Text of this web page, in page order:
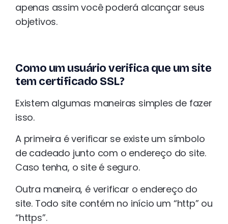
apenas assim você poderá alcançar seus
objetivos.
Como um usuário verifica que um site
tem certificado SSL?
Existem algumas maneiras simples de fazer
isso.
A primeira é verificar se existe um símbolo
de cadeado junto com o endereço do site.
Caso tenha, o site é seguro.
Outra maneira, é verificar o endereço do
site. Todo site contém no início um “http” ou
“https”.